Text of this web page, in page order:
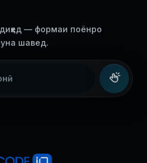
— формаи поёнро
шавед.